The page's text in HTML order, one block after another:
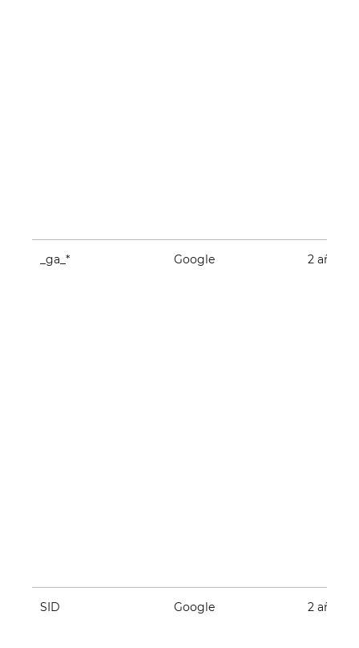
_ga_* Google 2 años
SID Google 2 años